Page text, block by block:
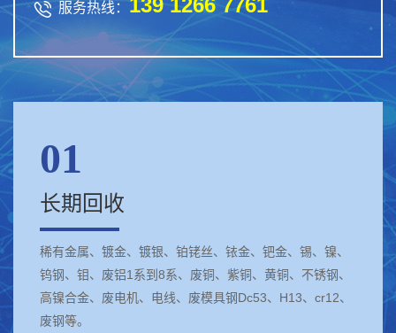
 服务热线：
01
长期回收
稀有金属、镀金、镀银、铂铑丝、铱金、钯金、锡、镍、
钨钢、钼、废铝1系到8系、废铜、紫铜、黄铜、不锈钢、
高镍合金、废电机、电线、废模具钢Dc53、H13、cr12、
废钢等。